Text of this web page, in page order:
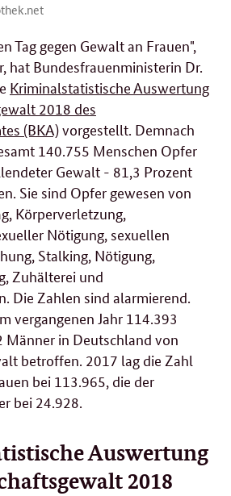
Tag gegen Gewalt an Frauen",
hat Bundesfrauenministerin Dr.
Kriminalstatistische Auswertung
2018 des
(BKA)vorgestellt. Demnach
140.755 Menschen Opfer
Gewalt - 81,3 Prozent
Sie sind Opfer gewesen von
Körperverletzung,
Nötigung, sexuellen
Stalking, Nötigung,
Zuhälterei und
Die Zahlen sind alarmierend.
vergangenen Jahr 114.393
Männer in Deutschland von
betroffen. 2017 lag die Zahl
bei 113.965, die der
bei 24.928.
Auswertung
2018